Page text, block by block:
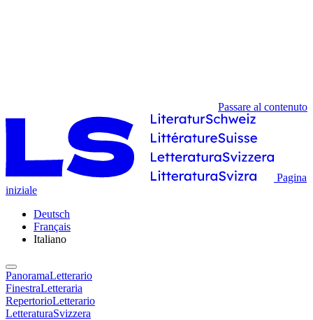
Passare al contenuto
Pagina
iniziale
Deutsch
Français
Italiano
PanoramaLetterario
FinestraLetteraria
RepertorioLetterario
LetteraturaSvizzera